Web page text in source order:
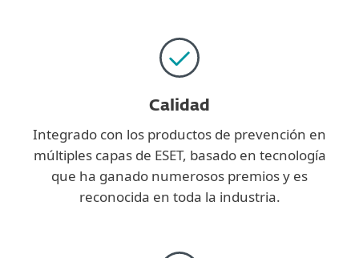
Calidad
Integrado con los productos de prevención en
múltiples capas de ESET, basado en tecnología
que ha ganado numerosos premios y es
reconocida en toda la industria.